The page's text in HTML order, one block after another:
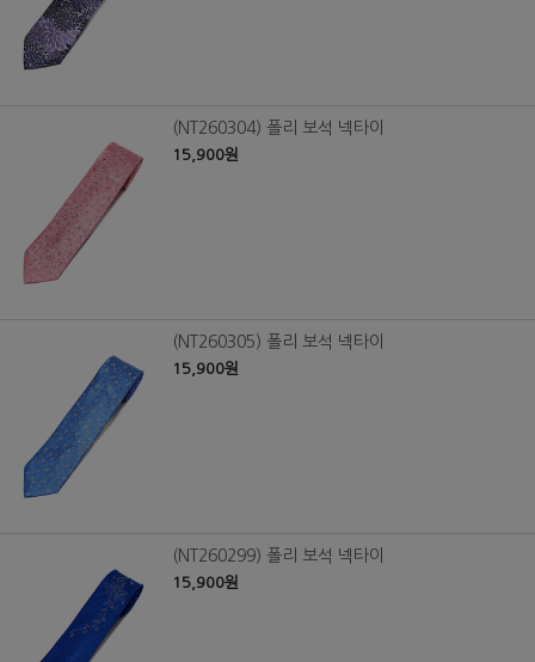
(NT260304) 폴리 보석 넥타이
15,900원
(NT260305) 폴리 보석 넥타이
15,900원
(NT260299) 폴리 보석 넥타이
15,900원